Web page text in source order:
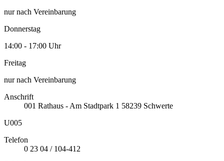
nur nach Vereinbarung
Donnerstag
14:00 - 17:00 Uhr
Freitag
nur nach Vereinbarung
Anschrift
001 Rathaus - Am Stadtpark 1 58239 Schwerte
U005
Telefon
0 23 04 / 104-412